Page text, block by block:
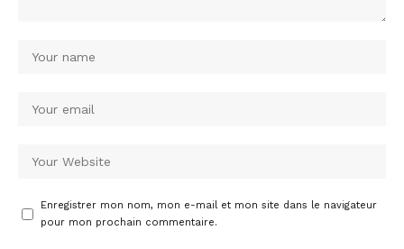
Enregistrer mon nom, mon e-mail et mon site dans le navigateur
pour mon prochain commentaire.